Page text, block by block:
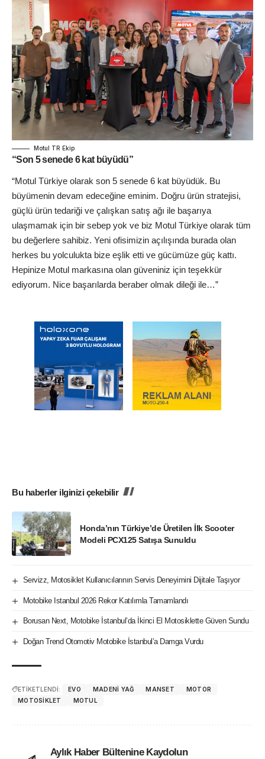
Motul TR Ekip
“Son 5 senede 6 kat büyüdü”
“Motul Türkiye olarak son 5 senede 6 kat büyüdük. Bu
büyümenin devam edeceğine eminim. Doğru ürün stratejisi,
güçlü ürün tedariği ve çalışkan satış ağı ile başarıya
ulaşmamak için bir sebep yok ve biz Motul Türkiye olarak tüm
bu değerlere sahibiz. Yeni ofisimizin açılışında burada olan
herkes bu yolculukta bize eşlik etti ve gücümüze güç kattı.
Hepinize Motul markasına olan güveniniz için teşekkür
ediyorum. Nice başarılarda beraber olmak dileği ile…”
Bu haberler ilginizi çekebilir
Honda’nın Türkiye’de Üretilen İlk Scooter
Modeli PCX125 Satışa Sunuldu
Servizz, Motosiklet Kullanıcılarının Servis Deneyimini Dijitale Taşıyor
Motobike Istanbul 2026 Rekor Katılımla Tamamlandı
Borusan Next, Motobike İstanbul’da İkinci El Motosiklette Güven Sundu
Doğan Trend Otomotiv Motobike İstanbul’a Damga Vurdu
ETİKETLENDİ: EVO MADENI YAĞ MANSET
MOTOR
MOTOSIKLET
MOTUL
Aylık Haber Bültenine Kaydolun